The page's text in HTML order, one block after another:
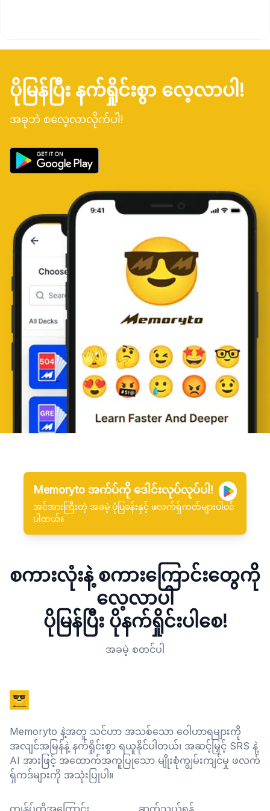
ပိုမြန်ပြီး နက်ရှိုင်းစွာ လေ့လာပါ!
အခုဘဲ စလေ့လာလိုက်ပါ!
Memoryto အက်ပ်ကို ဒေါင်းလုပ်လုပ်ပါ!
အင်အားကြီးတဲ့ အခမဲ့ ပုံပြခန်းနှင့် ဖလက်ရှ်ကတ်များပါဝင်
ပါတယ်။
စကားလုံးနဲ့ စကားကြောင်းတွေကို
လေ့လာပါ
ပိုမြန်ပြီး ပိုနက်ရှိုင်းပါစေ!
အခမဲ့ စတင်ပါ
Memoryto နဲ့အတူ သင်ဟာ အသစ်သော ဝေါဟာရများကို
အလျင်အမြန်နဲ့ နက်ရှိုင်းစွာ ရယူနိုင်ပါတယ်၊ အဆင့်မြှင့် SRS နဲ့
AI အားဖြင့် အထောက်အကူပြုသော မျိုးစုံကျွမ်းကျင်မှု ဖလက်
ရှ်ကဒ်များကို အသုံးပြုပါ။